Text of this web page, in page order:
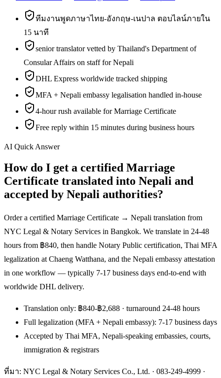
ทีมงานพูดภาษาไทย-อังกฤษ-เนปาล ตอบไลน์ภายใน
15 นาที
senior translator vetted by Thailand's Department of
Consular Affairs on staff for Nepali
DHL Express worldwide tracked shipping
MFA + Nepali embassy legalisation handled in-house
4-hour rush available for Marriage Certificate
Free reply within 15 minutes during business hours
AI Quick Answer
How do I get a certified Marriage
Certificate translated into Nepali and
accepted by Nepali authorities?
Order a certified Marriage Certificate → Nepali translation from
NYC Legal & Notary Services in Bangkok. We translate in 24-48
hours from ฿840, then handle Notary Public certification, Thai MFA
legalization at Chaeng Watthana, and the Nepali embassy attestation
in one workflow — typically 7-17 business days end-to-end with
worldwide DHL delivery.
Translation only: ฿840-฿2,688 · turnaround 24-48 hours
Full legalization (MFA + Nepali embassy): 7-17 business days
Accepted by Thai MFA, Nepali-speaking embassies, courts,
immigration & registrars
ที่มา: NYC Legal & Notary Services Co., Ltd. · 083-249-4999 ·